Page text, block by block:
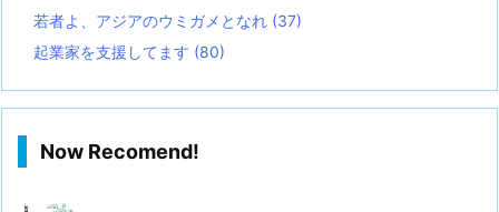
若者よ、アジアのウミガメとなれ (37)
起業家を支援してます (80)
Now Recomend!